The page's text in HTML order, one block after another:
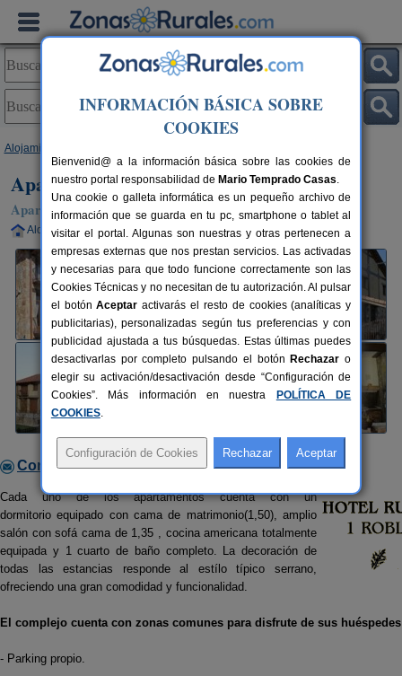
Alojamientos
Apartamentos Rurales La Cabaña
Apartamentos Rurales en Rascafría (Madrid)
Alquiler completo 4 plazas 90 km de Madrid
Contactar con el alojamiento
Cada uno de los apartamentos cuenta con un
dormitorio equipado con cama de matrimonio(1,50), amplio
salón con sofá cama de 1,35 , cocina americana totalmente
equipada y 1 cuarto de baño completo. La decoración de
todas las estancias responde al estílo típico serrano,
ofreciendo una gran comodidad y funcionalidad.
El complejo cuenta con zonas comunes para disfrute de sus
- Parking propio.
INFORMACIÓN BÁSICA SOBRE
COOKIES
Bienvenid@ a la información básica sobre las cookies de
nuestro portal responsabilidad de Mario Temprado Casas.
Una cookie o galleta informática es un pequeño archivo de
información que se guarda en tu pc, smartphone o tablet al
visitar el portal. Algunas son nuestras y otras pertenecen a
empresas externas que nos prestan servicios. Las activadas
y necesarias para que todo funcione correctamente son las
Cookies Técnicas y no necesitan de tu autorización. Al pulsar
el botónAceptar activarás el resto de cookies (analíticas y
publicitarias), personalizadas según tus preferencias y con
publicidad ajustada a tus búsquedas. Estas últimas puedes
desactivarlas por completo pulsando el botón Rechazar o
elegir su activación/desactivación desde “Configuración de
Cookies”. Más información en nuestra
POLÍTICA DE
COOKIES.